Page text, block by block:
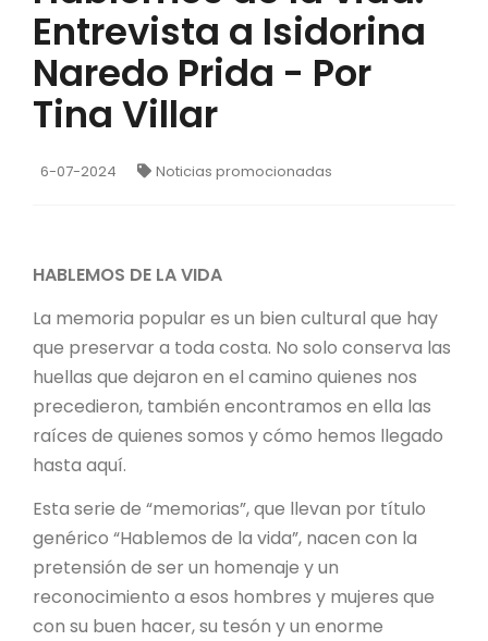
Entrevista a Isidorina
Naredo Prida - Por
Tina Villar
6-07-2024 Noticias promocionadas
HABLEMOS DE LA VIDA
La memoria popular es un bien cultural que hay
que preservar a toda costa. No solo conserva las
huellas que dejaron en el camino quienes nos
precedieron, también encontramos en ella las
raíces de quienes somos y cómo hemos llegado
hasta aquí.
Esta serie de “memorias”, que llevan por título
genérico “Hablemos de la vida”, nacen con la
pretensión de ser un homenaje y un
reconocimiento a esos hombres y mujeres que
con su buen hacer, su tesón y un enorme